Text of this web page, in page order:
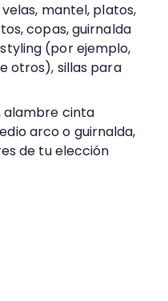
mantel, platos,
copas, guirnalda
(por ejemplo,
otros), sillas para
alambre cinta
arco o guirnalda,
de tu elección